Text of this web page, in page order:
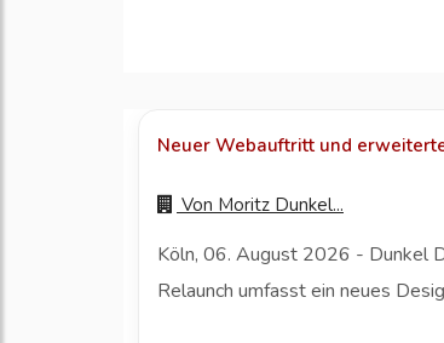
Neuer Webauftritt und
Von Moritz Dunkel...
Köln, 06. August 2026 - Dunkel
Relaunch umfasst ein neues